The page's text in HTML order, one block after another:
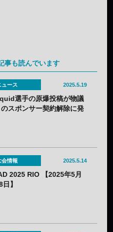
事も読んでいます
ュース 2025.5.19
選手の原爆投稿が物議
スポンサー契約解除に発
会情報 2025.5.14
2025 RIO 【2025年5月
】